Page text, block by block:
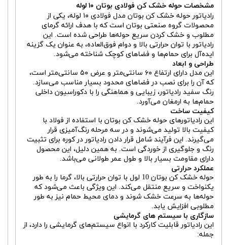
مشخصات حوله خشک کن فولادی بوتان ۱۰ لوله
رادیاتور حوله خشک کن بوتان مدل فولادی ۱۰ لوله، یکی از
محصولات گروه صنعتی بوتان است که با هدف ارائه گرمای
مطلوب و خشک کردن سریع حوله‌ها طراحی شده است. این
رادیاتور با توان حرارتی بالا و دوام فوق‌العاده، به عنوان یک گزینه
ایده‌آل برای حمام‌ها و فضاهای کوچک شناخته می‌شود.
طراحی و ابعاد
این مدل دارای ارتفاع ۶۰ سانتی‌متر و عرض ۵۰ سانتی‌متر است،
که آن را برای نصب در فضاهای محدود بسیار مناسب می‌سازد.
رنگ سفید رادیاتور، زیبایی و هماهنگی را با دکوراسیون داخلی
حمام‌ها به ارمغان می‌آورد.
کیفیت ساخت
این رادیاتورهای حوله خشک کن بوتان با استفاده از فولاد با
کیفیت بالا تولید می‌شوند و در سه مرحله رنگ‌آمیزی قرار
می‌گیرند. این فرآیند شامل قرار دادن رادیاتور در کوره برای تثبیت
رنگ و جلوگیری از خوردگی است. به همین دلیل، این محصول
دارای مقاومت بسیار بالا و طول عمر طولانی می‌باشد.
عملکرد حرارتی
حوله خشک کن بوتان 10 لول با توان حرارتی بالا، گرما را به طور
یکنواخت و سریع منتقل می‌کند. این ویژگی باعث می‌شود که
حوله‌ها به سرعت خشک شوند و دمای محیط حمام نیز به طور
مطلوبی افزایش یابد.
سازگاری با سیستم ‌های گرمایشی
این رادیاتور قابلیت کارکرد با انواع سیستم‌های گرمایشی را دارد، از
جمله: